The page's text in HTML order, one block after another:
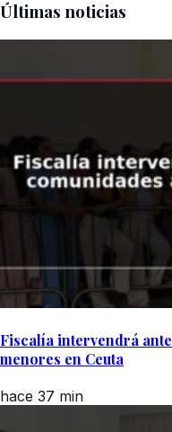
Últimas noticias
Fiscalía intervendrá
menores en Ceuta
hace 37 min